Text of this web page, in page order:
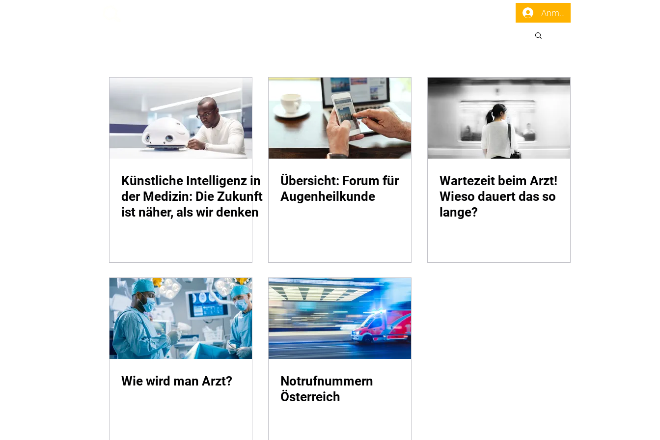
Anmelden
Künstliche Intelligenz in
der Medizin: Die Zukunft
ist näher, als wir denken
Übersicht: Forum für
Augenheilkunde
Wartezeit beim Arzt!
Wieso dauert das so
lange?
Wie wird man Arzt?
Notrufnummern
Österreich